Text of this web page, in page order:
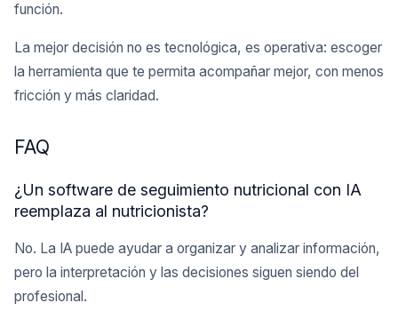
función.
La mejor decisión no es tecnológica, es operativa: escoger
la herramienta que te permita acompañar mejor, con menos
fricción y más claridad.
FAQ
¿Un software de seguimiento nutricional con IA
reemplaza al nutricionista?
No. La IA puede ayudar a organizar y analizar información,
pero la interpretación y las decisiones siguen siendo del
profesional.